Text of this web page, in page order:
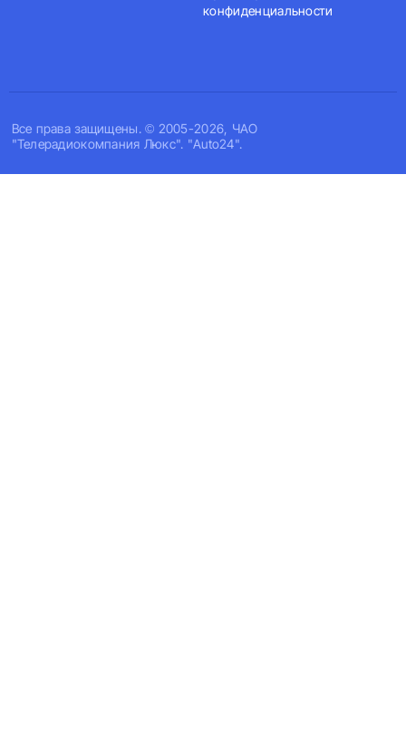
Все права защищены. © 2005-2026, ЧАО
"Телерадиокомпания Люкс". "Auto24".
конфиденциальности